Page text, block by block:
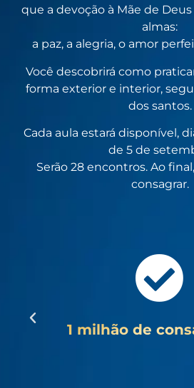
que a devoção à Mãe de
almas:
a paz, a alegria, o amor
Você descobrirá como
forma exterior e interior,
dos santos.
Cada aula estará disponível,
de 5 de
Serão 28 encontros. Ao
consagrar.
1 milhão de